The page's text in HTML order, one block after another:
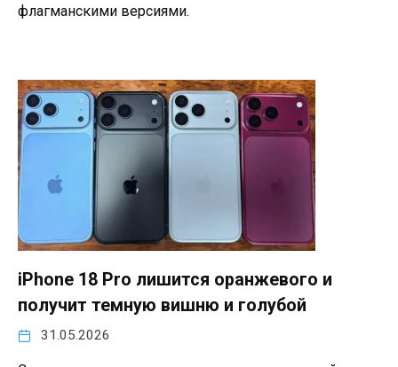
флагманскими версиями.
iPhone 18 Pro лишится оранжевого и
получит темную вишню и голубой
31.05.2026